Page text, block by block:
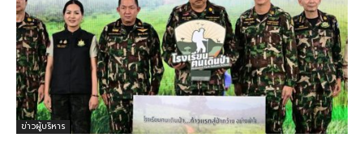
ข่าวผู้บริหาร